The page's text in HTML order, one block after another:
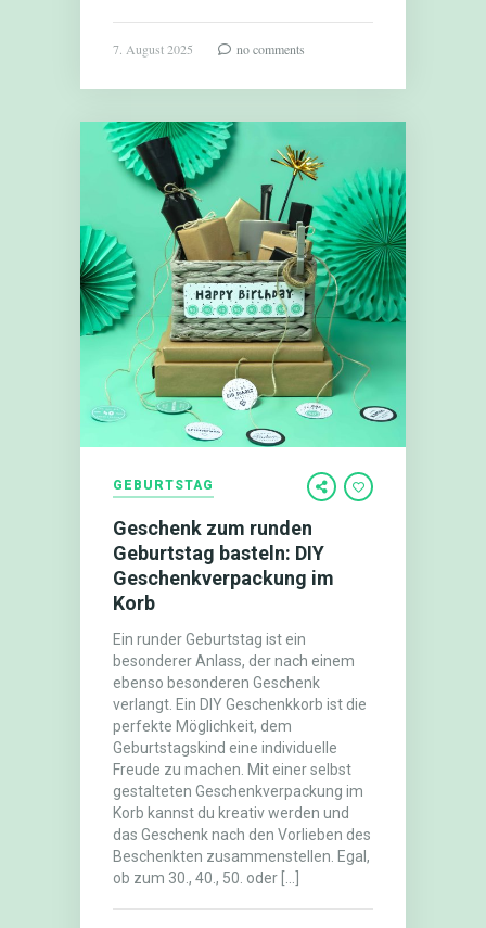
7. August 2025 no comments
GEBURTSTAG
Geschenk zum runden
Geburtstag basteln: DIY
Geschenkverpackung im
Korb
Ein runder Geburtstag ist ein
besonderer Anlass, der nach einem
ebenso besonderen Geschenk
verlangt. Ein DIY Geschenkkorb ist die
perfekte Möglichkeit, dem
Geburtstagskind eine individuelle
Freude zu machen. Mit einer selbst
gestalteten Geschenkverpackung im
Korb kannst du kreativ werden und
das Geschenk nach den Vorlieben des
Beschenkten zusammenstellen. Egal,
ob zum 30., 40., 50. oder […]